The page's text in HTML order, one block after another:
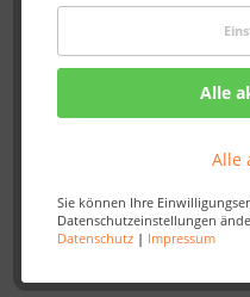
Alle
Alle
Sie können Ihre
Datenschutzeinstellungen
Datenschutz| Impressum